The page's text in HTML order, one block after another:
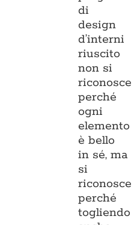
di
design
d’interni
riuscito
non si
riconosce
perché
ogni
elemento
è bello
in sé, ma
si
riconosce
perché
togliendo